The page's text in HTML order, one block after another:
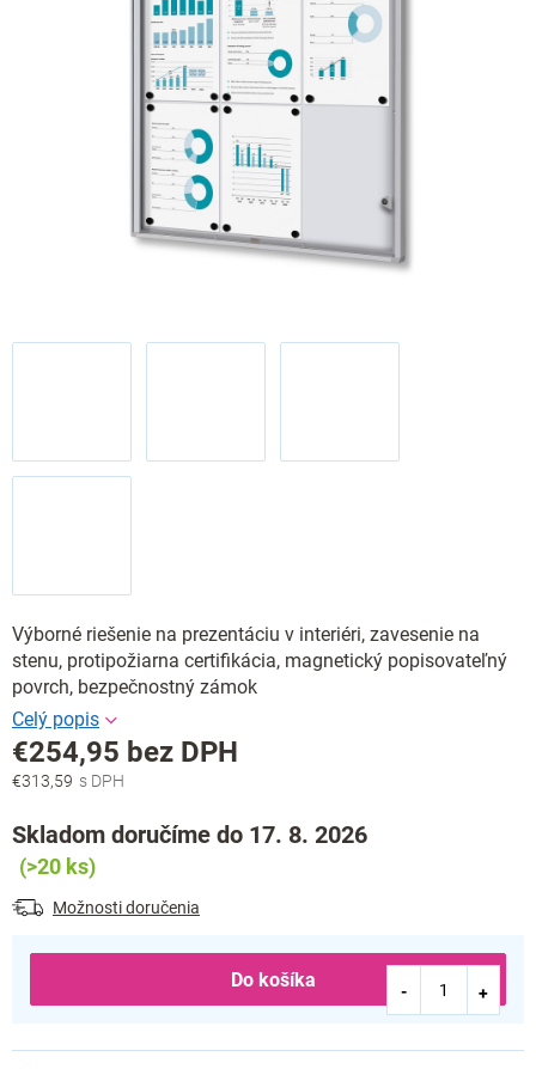
Výborné riešenie na prezentáciu v interiéri, zavesenie na
stenu, protipožiarna certifikácia, magnetický popisovateľný
povrch, bezpečnostný zámok
€313,59
€254,95 bez DPH
Jednotková
Skladom doručíme do 17. 8. 2026
(>20 ks)
Možnosti doručenia
Do košíka